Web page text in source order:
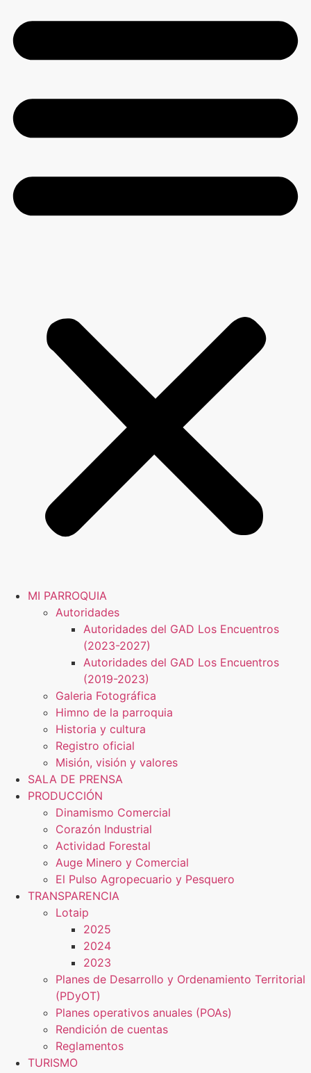
MI PARROQUIA
Autoridades
Autoridades del GAD Los Encuentros
(2023-2027)
Autoridades del GAD Los Encuentros
(2019-2023)
Galeria Fotográfica
Himno de la parroquia
Historia y cultura
Registro oficial
Misión, visión y valores
SALA DE PRENSA
PRODUCCIÓN
Dinamismo Comercial
Corazón Industrial
Actividad Forestal
Auge Minero y Comercial
El Pulso Agropecuario y Pesquero
TRANSPARENCIA
Lotaip
2025
2024
2023
Planes de Desarrollo y Ordenamiento Territorial
(PDyOT)
Planes operativos anuales (POAs)
Rendición de cuentas
Reglamentos
TURISMO